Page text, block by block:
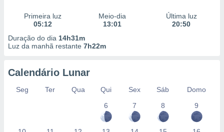
Primeira luz
05:12
Meio-dia
13:01
Última luz
20:50
Duração do dia 14h31m
Luz da manhã restante 7h22m
Calendário Lunar
Seg Ter Qua Qui Sex Sáb
Domo
6
7 8 9